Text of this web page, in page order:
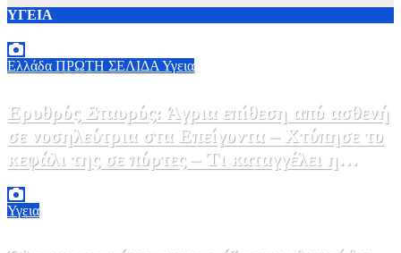
ΥΓΕΙΑ
Ελλάδα ΠΡΩΤΗ ΣΕΛΙΔΑΥγεια
Ερυθρός Σταυρός: Άγρια επίθεση από ασθενή
σε νοσηλεύτρια στα Επείγοντα – Χτύπησε το
κεφάλι της σε πόρτες – Τι καταγγέλει η
ΠΟΕΔΗΝ
Υγεια